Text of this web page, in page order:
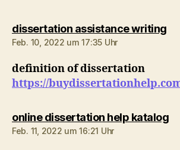
dissertation assistance writing
Feb. 10, 2022 um 17:35 Uhr
definition of dissertation
https://
online dissertation help katalog
Feb. 11, 2022 um 16:21 Uhr